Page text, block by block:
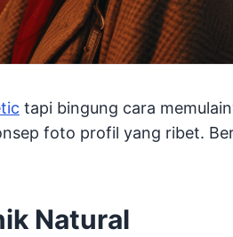
tapi bingung cara
foto profil yang ribet.
Natural